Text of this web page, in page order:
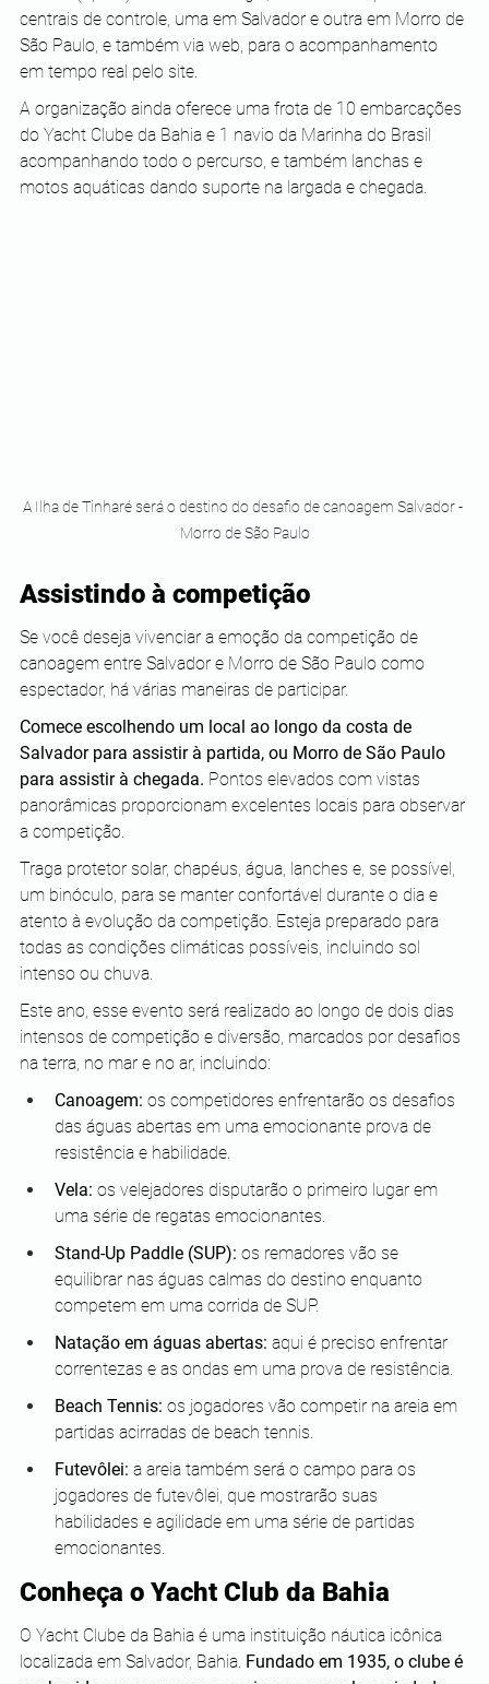
centrais de controle, uma em Salvador e outra em Morro de
São Paulo, e também via web, para o acompanhamento
em tempo real pelo site.
A organização ainda oferece uma frota de 10 embarcações
do Yacht Clube da Bahia e 1 navio da Marinha do Brasil
acompanhando todo o percurso, e também lanchas e
motos aquáticas dando suporte na largada e chegada.
A Ilha de Tinharé será o destino do desafio de canoagem Salvador -
Morro de São Paulo
Assistindo à competição
Se você deseja vivenciar a emoção da competição de
canoagem entre Salvador e Morro de São Paulo como
espectador, há várias maneiras de participar.
Comece escolhendo um local ao longo da costa de
Salvador para assistir à partida, ou Morro de São Paulo
para assistir à chegada. Pontos elevados com vistas
panorâmicas proporcionam excelentes locais para observar
a competição.
Traga protetor solar, chapéus, água, lanches e, se possível,
um binóculo, para se manter confortável durante o dia e
atento à evolução da competição. Esteja preparado para
todas as condições climáticas possíveis, incluindo sol
intenso ou chuva.
Este ano, esse evento será realizado ao longo de dois dias
intensos de competição e diversão, marcados por desafios
na terra, no mar e no ar, incluindo:
Canoagem: os competidores enfrentarão os desafios
das águas abertas em uma emocionante prova de
resistência e habilidade.
Vela: os velejadores disputarão o primeiro lugar em
uma série de regatas emocionantes.
Stand-Up Paddle (SUP): os remadores vão se
equilibrar nas águas calmas do destino enquanto
competem em uma corrida de SUP.
Natação em águas abertas: aqui é preciso enfrentar
correntezas e as ondas em uma prova de resistência.
Beach Tennis: os jogadores vão competir na areia em
partidas acirradas de beach tennis.
Futevôlei: a areia também será o campo para os
jogadores de futevôlei, que mostrarão suas
habilidades e agilidade em uma série de partidas
emocionantes.
Conheça o Yacht Club da Bahia
O Yacht Clube da Bahia é uma instituição náutica icônica
localizada em Salvador, Bahia. Fundado em 1935, o clube é